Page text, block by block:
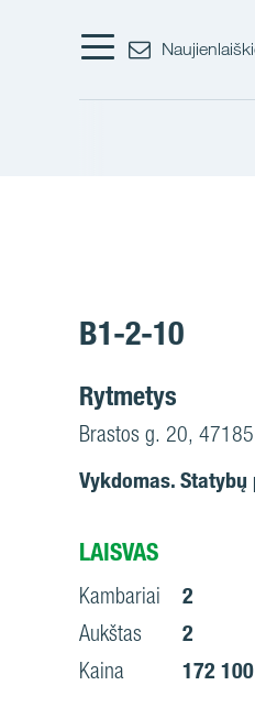
B1-2-10
Rytmetys
Brastos g. 20,
Vykdomas.
LAISVAS
Kambariai
2
Aukštas
2
Kaina
172